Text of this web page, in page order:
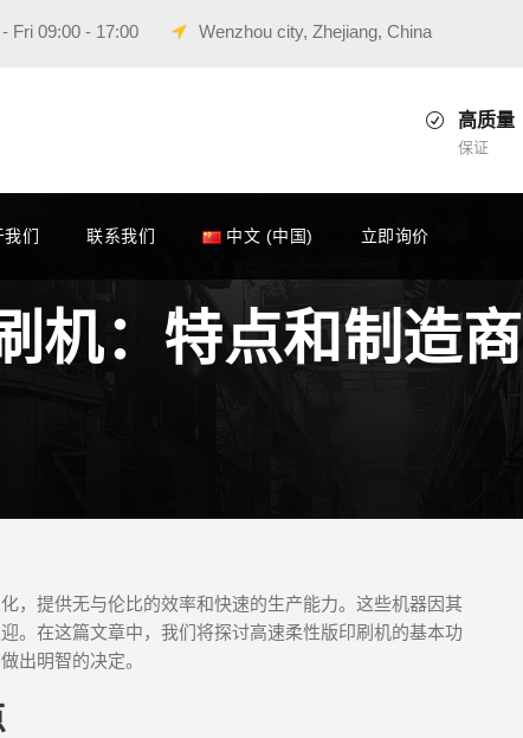
Fri 09:00 - 17:00 Wenzhou city, Zhejiang, China
高质量
保证
我们 联系我们 中文 (中国) 立即询价
机：特点和制造商
，提供无与伦比的效率和快速的生产能力。这些机器因其
。在这篇文章中，我们将探讨高速柔性版印刷机的基本功
出明智的决定。